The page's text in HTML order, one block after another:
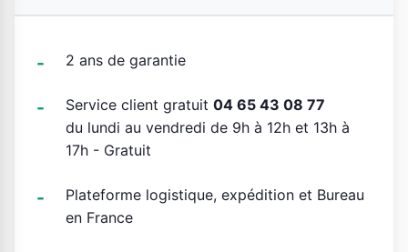
2 ans de garantie
Service client gratuit 04 65 43 08 77
du lundi au vendredi de 9h à 12h et 13h à
17h - Gratuit
Plateforme logistique, expédition et Bureau
en France